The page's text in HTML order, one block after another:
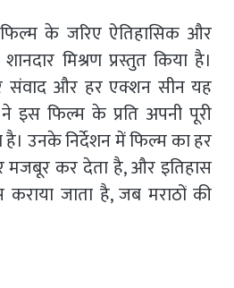
के जरिए ऐतिहासिक और
मिश्रण प्रस्तुत किया है।
संवाद और हर एक्शन सीन यह
इस फिल्म के प्रति अपनी पूरी
उनके निर्देशन में फिल्म का हर
मजबूर कर देता है, और इतिहास
जाता है, जब मराठों की